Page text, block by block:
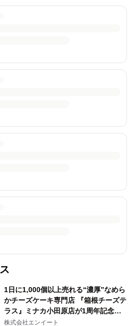
1日に1,000個以上売れる“濃厚”なめら
かチーズケーキ専門店 『箱根チーズテ
ラス』ミナカ小田原店が1周年記念キ
ャンペーンを 6月7日(土)から期間限定
株式会社エンイート